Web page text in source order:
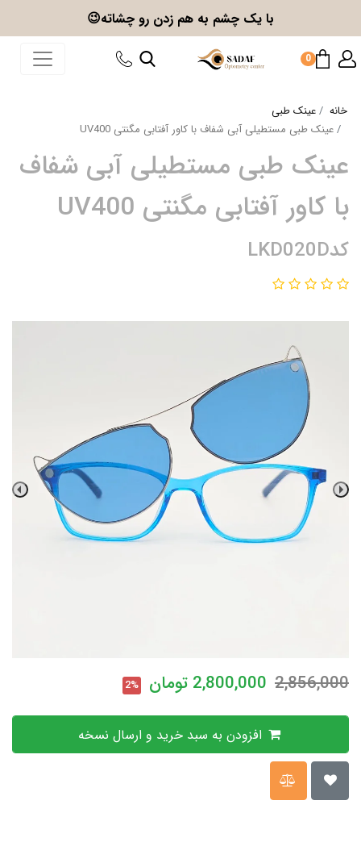
با یک چشم به هم زدن رو چشاته😉
0
خانه
عینک طبی
عینک طبی مستطیلی آبی شفاف با کاور آفتابی مگنتی UV400
عینک طبی مستطیلی آبی شفاف
با کاور آفتابی مگنتی UV400
کدLKD020D
2,856,000
2,800,000 تومان 2%